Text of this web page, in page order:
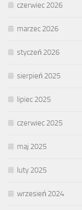
czerwiec 2026
marzec 2026
styczeń 2026
sierpień 2025
lipiec 2025
czerwiec 2025
maj 2025
luty 2025
wrzesień 2024